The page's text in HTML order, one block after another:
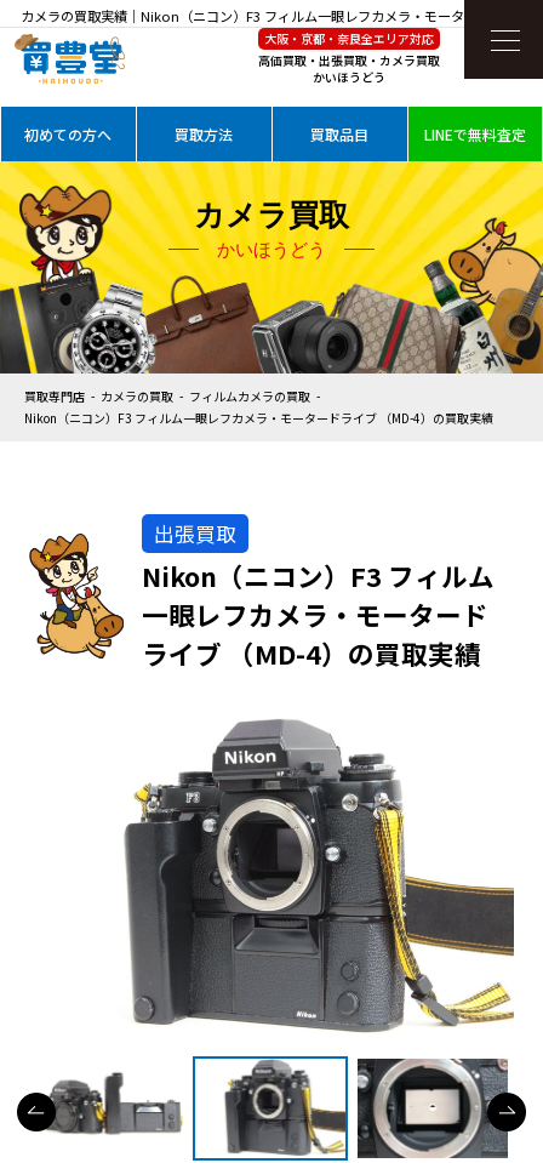
カメラの買取実績｜Nikon（ニコン）F3 フィルム一眼レフカメラ・モータードライブ
（MD-4）を高価買取
大阪・京都・奈良全エリア対応
高価買取・出張買取・カメラ買取
かいほうどう
初めての方へ 買取方法 買取品目 LINEで無料査定
カメラ買取
かいほうどう
買取専門店 カメラの買取
フィルムカメラの買取
Nikon（ニコン）F3 フィルム一眼レフカメラ・モータードライブ （MD-4）の買取実績
出張買取
Nikon（ニコン）F3 フィルム
一眼レフカメラ・モータード
ライブ （MD-4）の買取実績